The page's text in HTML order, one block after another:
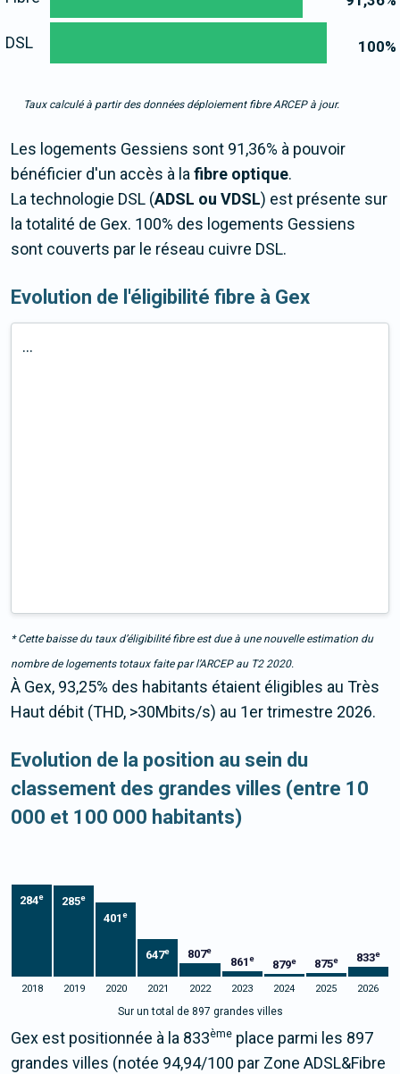
100%
DSL
Taux calculé à partir des données déploiement fibre ARCEP à jour.
Les logements Gessiens sont 91,36% à pouvoir
bénéficier d'un accès à lafibre optique.
La technologie DSL (ADSL ou VDSL) est présente sur
la totalité de Gex. 100% des logements Gessiens
sont couverts par le réseau cuivre DSL.
Evolution de l'éligibilité fibre à Gex
...
* Cette baisse du taux d’éligibilité fibre est due à une nouvelle estimation du
nombre de logements totaux faite par l’ARCEP au T2 2020.
À Gex, 93,25% des habitants étaient éligibles au Très
Haut débit (THD, >30Mbits/s) au 1er trimestre 2026.
Evolution de la position au sein du
classement des grandes villes (entre 10
000 et 100 000 habitants)
284e 285e
401e
647e 807e
861 e 879e 875e 833e
2018 2019 2020 2021 2022 2023 2024 2025 2026
Sur un total de 897 grandes villes
Gex est positionnée à la 833ème place parmi les 897
grandes villes (notée 94,94/100 par Zone ADSL&Fibre